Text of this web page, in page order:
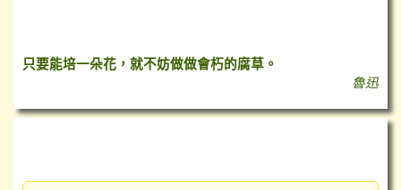
只要能培一朵花，就不妨做做會朽的腐草。
魯迅